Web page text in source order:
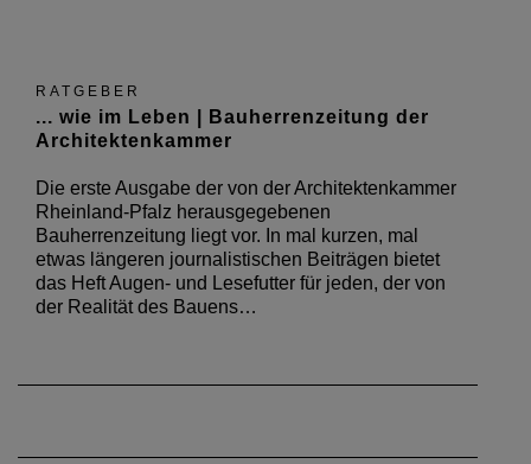
RATGEBER
... wie im Leben | Bauherrenzeitung der
Architektenkammer
Die erste Ausgabe der von der Architektenkammer
Rheinland-Pfalz herausgegebenen
Bauherrenzeitung liegt vor. In mal kurzen, mal
etwas längeren journalistischen Beiträgen bietet
das Heft Augen- und Lesefutter für jeden, der von
der Realität des Bauens…